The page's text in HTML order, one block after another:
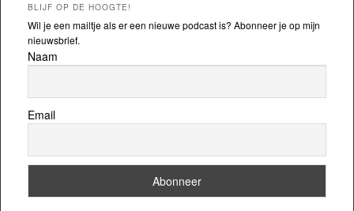
BLIJF OP DE HOOGTE!
Wil je een mailtje als er een nieuwe podcast is? Abonneer je op mijn
nieuwsbrief.
Naam
Email